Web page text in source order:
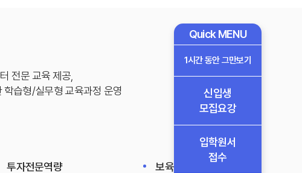
전문 교육 제공,
학습형/실무형 교육과정 운영
투자전문역량
보육전문역량
Quick MENU
1시간 동안 그만보기
신입생
모집요강
입학원서
접수